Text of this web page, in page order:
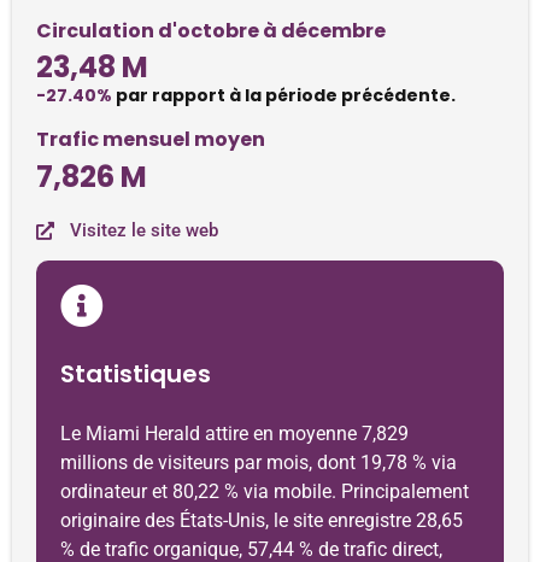
Circulation d'octobre à décembre
23,48 M
-27.40% par rapport à la période précédente.
Trafic mensuel moyen
7,826 M
Visitez le site web
Statistiques
Le Miami Herald attire en moyenne 7,829
millions de visiteurs par mois, dont 19,78 % via
ordinateur et 80,22 % via mobile. Principalement
originaire des États-Unis, le site enregistre 28,65
% de trafic organique, 57,44 % de trafic direct,